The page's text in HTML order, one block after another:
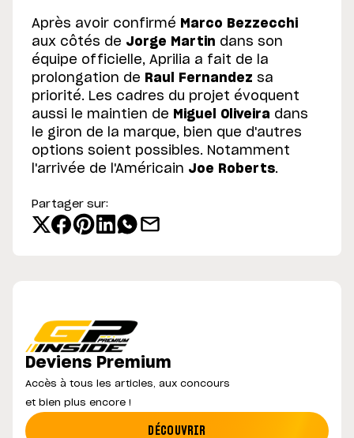
Après avoir confirmé Marco Bezzecchi
aux côtés de Jorge Martin dans son
équipe officielle, Aprilia a fait de la
prolongation de Raul Fernandez sa
priorité. Les cadres du projet évoquent
aussi le maintien de Miguel Oliveira dans
le giron de la marque, bien que d'autres
options soient possibles. Notamment
l'arrivée de l'Américain Joe Roberts.
Partager sur:
Deviens Premium
Accès à tous les articles, aux concours
et bien plus encore !
DÉCOUVRIR